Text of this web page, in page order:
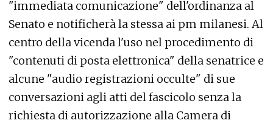
"immediata comunicazione" dell'ordinanza al
Senato e notificherà la stessa ai pm milanesi. Al
centro della vicenda l'uso nel procedimento di
"contenuti di posta elettronica" della senatrice e
alcune "audio registrazioni occulte" di sue
conversazioni agli atti del fascicolo senza la
richiesta di autorizzazione alla Camera di